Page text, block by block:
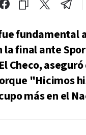
fundamental
la final ante
Checo, aseguró
"Hicimos
más en el